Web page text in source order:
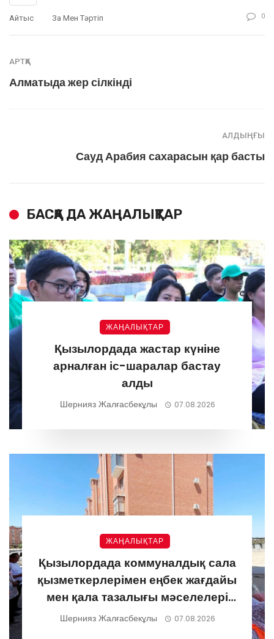
Айтыс Заң Мен Тәртіп 0
АРТҚА
Алматыда жер сілкінді
АЛДЫҢҒЫ
Сауд Арабия сахарасын қар басты
БАСҚА ДА ЖАҢАЛЫҚТАР
ЖАҢАЛЫҚТАР
Қызылордада жастар күніне
арналған іс-шаралар бастау
алды
Шернияз Жалғасбекұлы 07.08.2026
ЖАҢАЛЫҚТАР
Қызылордада коммуналдық сала
қызметкерлерімен еңбек жағдайы
мен қала тазалығы мәселелері
талқыланды
Шернияз Жалғасбекұлы 07.08.2026